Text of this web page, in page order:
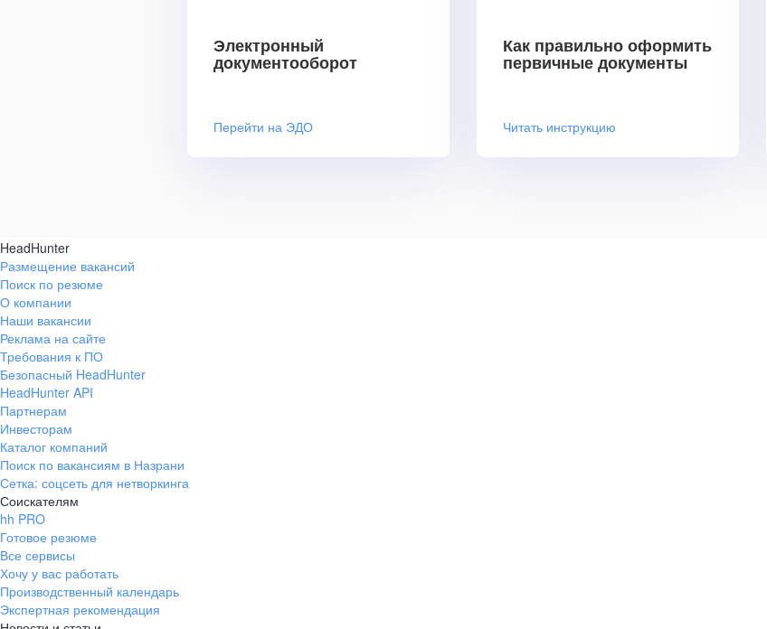
Электронный
документооборот
Перейти на ЭДО
Как правильно оформить
первичные документы
Читать инструкцию
HeadHunter
Размещение вакансий
Поиск по резюме
О компании
Наши вакансии
Реклама на сайте
Требования к ПО
Безопасный HeadHunter
HeadHunter API
Партнерам
Инвесторам
Каталог компаний
Поиск по вакансиям в Назрани
Сетка: соцсеть для нетворкинга
Соискателям
hh PRO
Готовое резюме
Все сервисы
Хочу у вас работать
Производственный календарь
Экспертная рекомендация